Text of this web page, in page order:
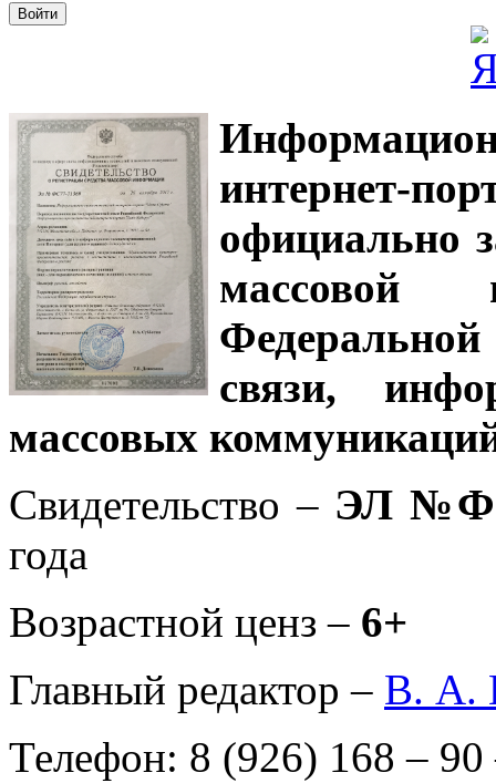
интернет-
официально
связи,
массовых
Свидетельство – ЭЛ
года
Возрастной ценз – 6+
Главный редактор – В. А.
Телефон: 8 (926) 168 – 90